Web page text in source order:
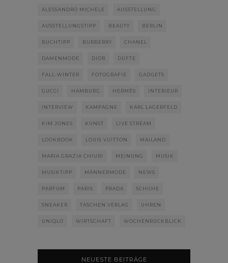
ALESSANDRO MICHELE AUSSTELLUNG
AUSSTELLUNGSTIPP BEAUTY BERLIN
BUCHTIPP BURBERRY CHANEL
DAMENMODE DIOR DÜFTE
FALL-WINTER FOTOGRAFIE GADGETS
GUCCI HAMBURG HERMÈS INTERIEUR
INTERVIEW KAMPAGNE KARL LAGERFELD
KIM JONES KUNST LIVE STREAM
LOOKBOOK LOUIS VUITTON MAILAND
MARIA GRAZIA CHIURI MEINUNG MUSIK
MUSIKTIPP MÄNNERMODE NEWS
PARFUM PARIS PRADA SCHUHE
SNEAKER TASCHEN VERLAG UHREN
UNIQLO WIRTSCHAFT WOCHENRÜCKBLICK
NEUESTE BEITRÄGE